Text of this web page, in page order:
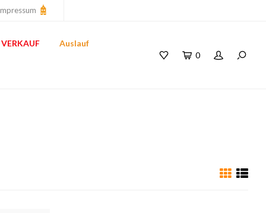
VERKAUF
Auslauf
0